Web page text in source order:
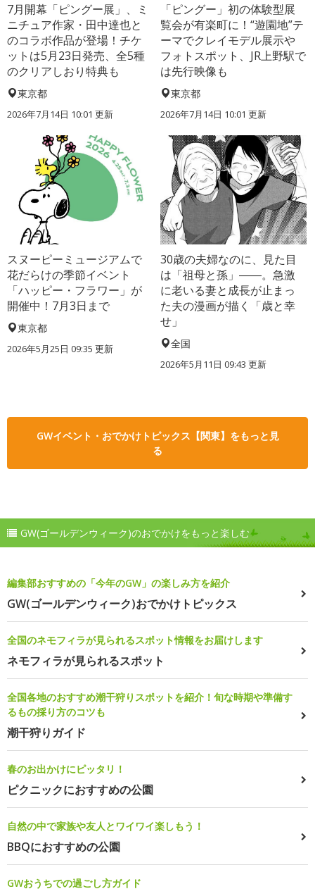
7月開幕「ピングー展」、ミ
ニチュア作家・田中達也と
のコラボ作品が登場！チケ
ットは5月23日発売、全5種
のクリアしおり特典も
東京都
2026年7月14日 10:01 更新
「ピングー」初の体験型展
覧会が有楽町に！“遊園地”テ
ーマでクレイモデル展示や
フォトスポット、JR上野駅で
は先行映像も
東京都
2026年7月14日 10:01 更新
スヌーピーミュージアムで
花だらけの季節イベント
「ハッピー・フラワー」が
開催中！7月3日まで
東京都
2026年5月25日 09:35 更新
30歳の夫婦なのに、見た目
は「祖母と孫」――。急激
に老いる妻と成長が止まっ
た夫の漫画が描く「歳と幸
せ」
全国
2026年5月11日 09:43 更新
GWイベント・おでかけトピックス【関東】をもっと見
る
GW(ゴールデンウィーク)のおでかけをもっと楽しむ
編集部おすすめの「今年のGW」の楽しみ方を紹介
GW(ゴールデンウィーク)おでかけトピックス
全国のネモフィラが見られるスポット情報をお届けします
ネモフィラが見られるスポット
全国各地のおすすめ潮干狩りスポットを紹介！旬な時期や準備す
るもの採り方のコツも
潮干狩りガイド
春のお出かけにピッタリ！
ピクニックにおすすめの公園
自然の中で家族や友人とワイワイ楽しもう！
BBQにおすすめの公園
GWおうちでの過ごし方ガイド